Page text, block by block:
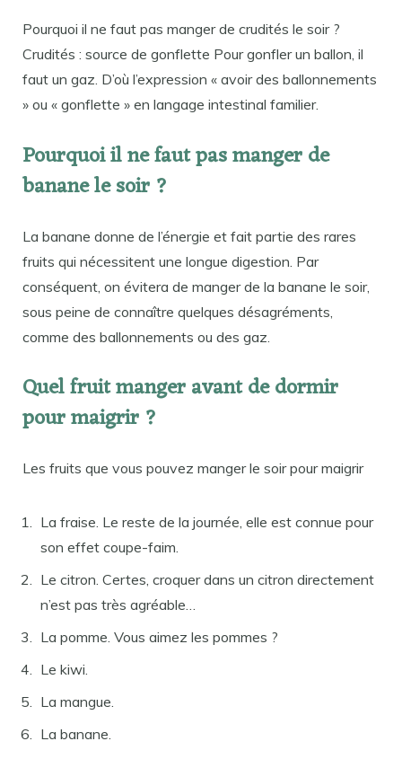
Pourquoi il ne faut pas manger de crudités le soir ?
Crudités : source de gonflette Pour gonfler un ballon, il
faut un gaz. D’où l’expression « avoir des ballonnements
» ou « gonflette » en langage intestinal familier.
Pourquoi il ne faut pas manger de
banane le soir ?
La banane donne de l’énergie et fait partie des rares
fruits qui nécessitent une longue digestion. Par
conséquent, on évitera de manger de la banane le soir,
sous peine de connaître quelques désagréments,
comme des ballonnements ou des gaz.
Quel fruit manger avant de dormir
pour maigrir ?
Les fruits que vous pouvez manger le soir pour maigrir
La fraise. Le reste de la journée, elle est connue pour
son effet coupe-faim.
Le citron. Certes, croquer dans un citron directement
n’est pas très agréable…
La pomme. Vous aimez les pommes ?
Le kiwi.
La mangue.
La banane.